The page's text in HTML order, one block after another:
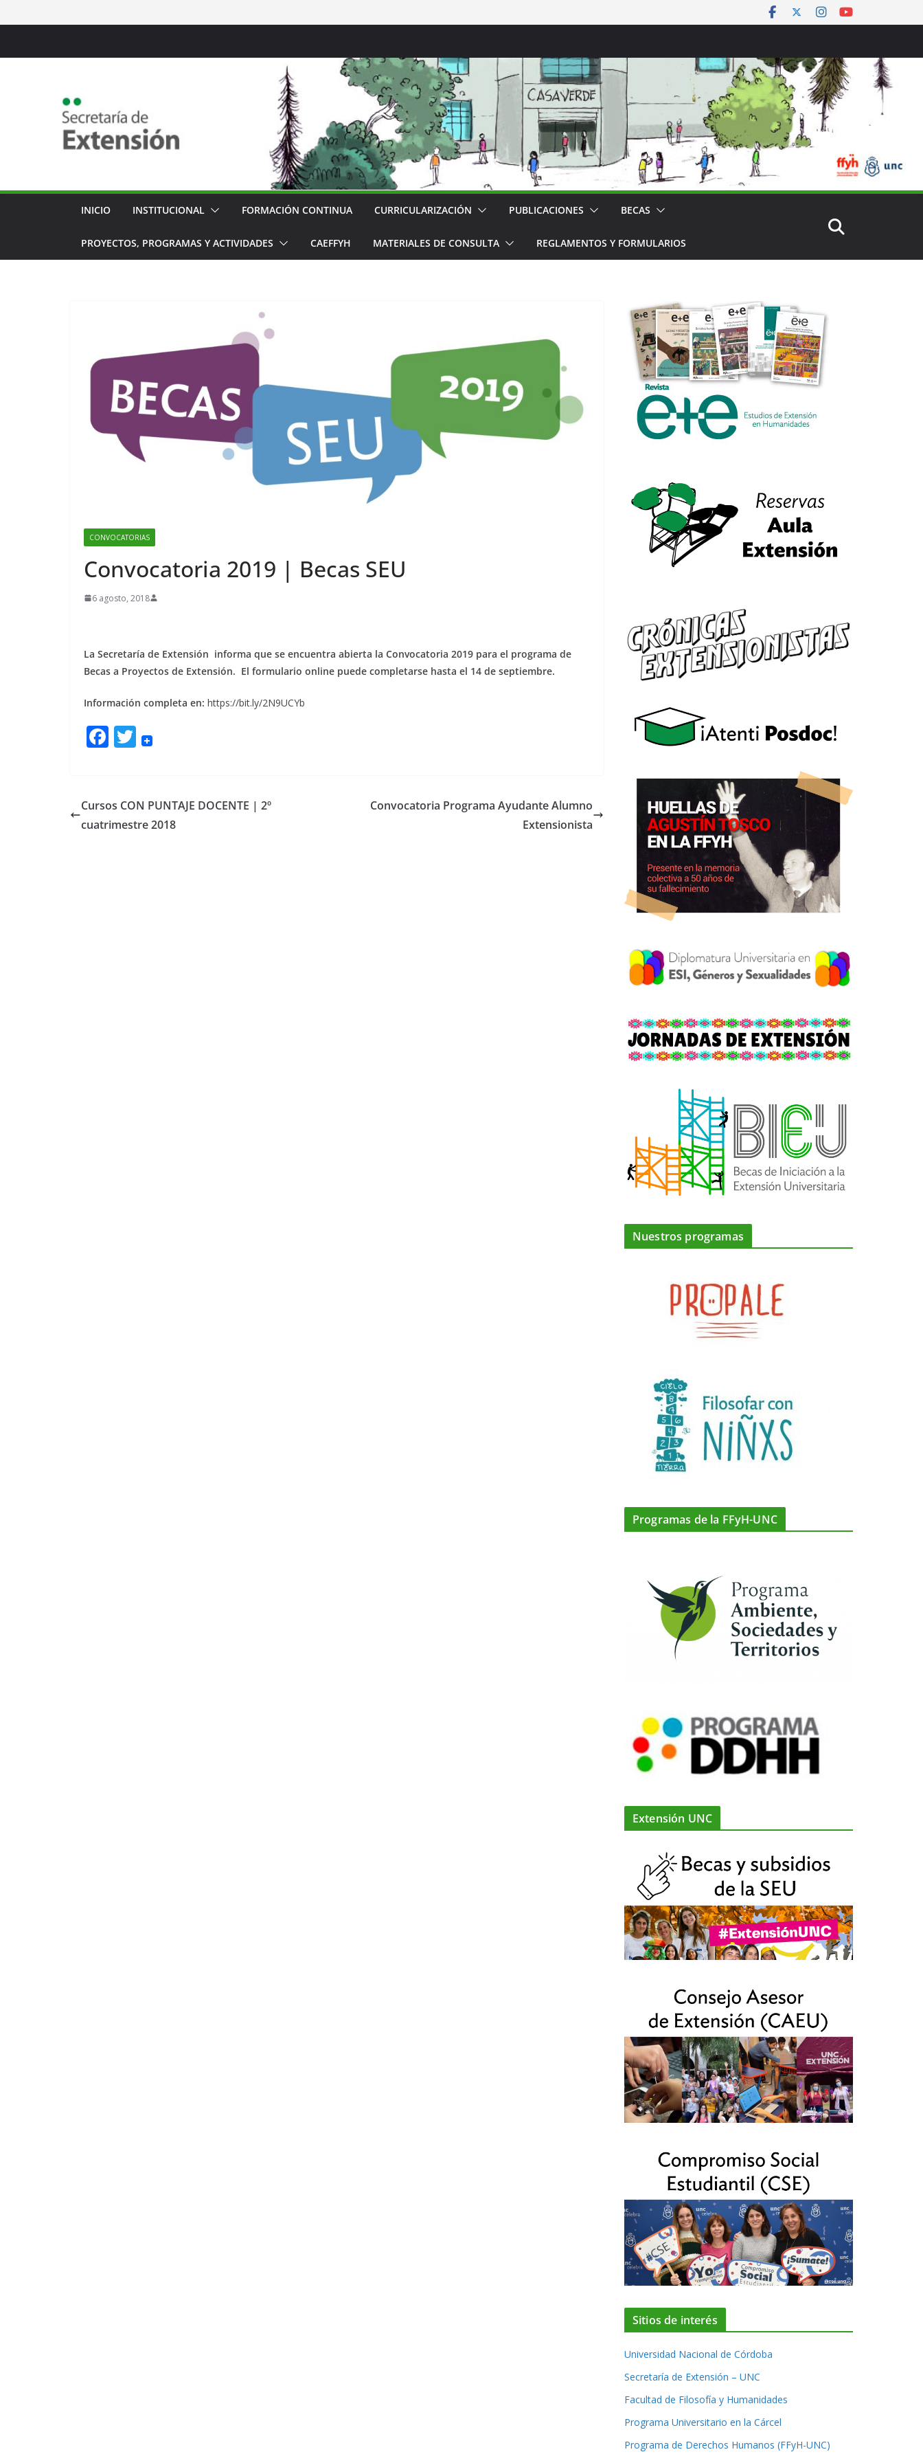
al
INICIO INSTITUCIONAL FORMACIÓN CONTINUA CURRICULARIZACIÓN PUBLICACIONES BECAS
PROYECTOS, PROGRAMAS Y ACTIVIDADES CAEFFYH MATERIALES DE CONSULTA REGLAMENTOS Y FORMULARIOS
CONVOCATORIAS
Convocatoria 2019 | Becas SEU
6 agosto, 2018
La Secretaría de Extensión informa que se encuentra abierta la Convocatoria 2019 para el programa de
Becas a Proyectos de Extensión. El formulario online puede completarse hasta el 14 de septiembre.
Información completa en: https://bit.ly/2N9UCYb
F
b
o
T
er
Cursos CON PUNTAJE DOCENTE | 2º
cuatrimestre 2018
Convocatoria Programa Ayudante Alumno
Extensionista
Nuestros programas
Programas de la FFyH-UNC
Extensión UNC
Sitios de interés
Universidad Nacional de Córdoba
Secretaría de Extensión – UNC
Facultad de Filosofía y Humanidades
Programa Universitario en la Cárcel
Programa de Derechos Humanos (FFyH-UNC)